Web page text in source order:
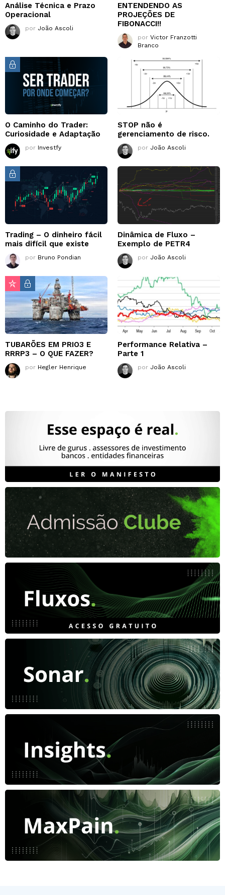
Análise Técnica e Prazo
Operacional
por João Ascoli
ENTENDENDO AS
PROJEÇÕES DE
FIBONACCI!!
por Victor Franzotti
Branco
O Caminho do Trader:
Curiosidade e Adaptação
por Investfy
STOP não é
gerenciamento de risco.
por João Ascoli
Trading – O dinheiro fácil
mais difícil que existe
por Bruno Pondian
Dinâmica de Fluxo –
Exemplo de PETR4
por João Ascoli
TUBARÕES EM PRIO3 E
RRRP3 – O QUE FAZER?
por Hegler Henrique
Performance Relativa –
Parte 1
por João Ascoli